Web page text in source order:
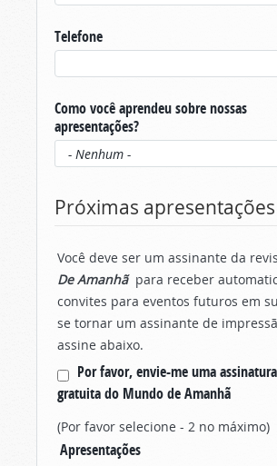
Telefone
Como você aprendeu sobre nossas
apresentações?
Próximas apresentações
Você deve ser um assinante da
De Amanhãpara receber
convites para eventos futuros em
se tornar um assinante de
assine abaixo.
Por favor, envie-me uma
gratuita do Mundo de Amanhã
(Por favor selecione - 2 no máximo)
Apresentações